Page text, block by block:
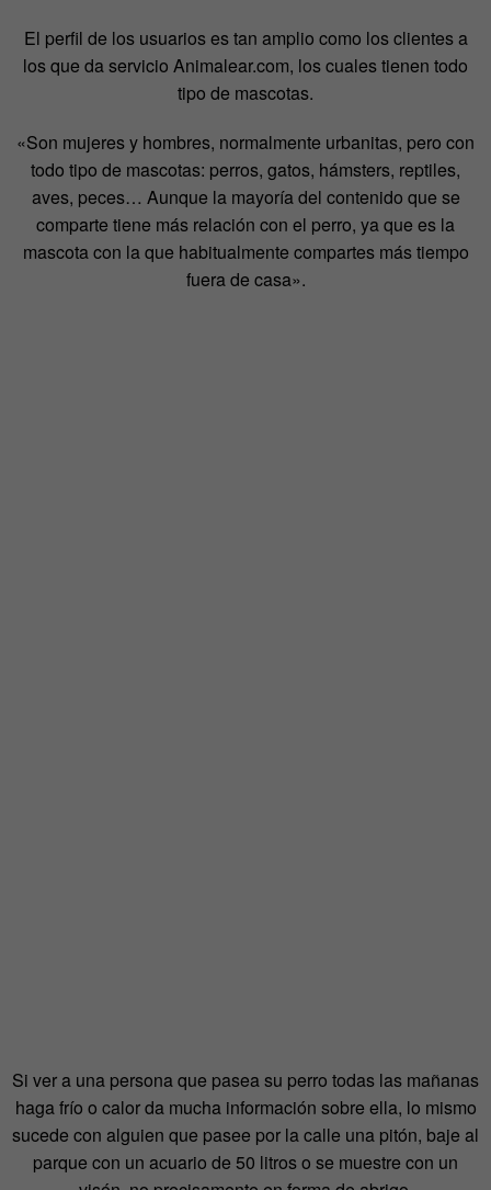
El perfil de los usuarios es tan amplio como los clientes a
los que da servicio Animalear.com, los cuales tienen todo
tipo de mascotas.
«Son mujeres y hombres, normalmente urbanitas, pero con
todo tipo de mascotas: perros, gatos, hámsters, reptiles,
aves, peces… Aunque la mayoría del contenido que se
comparte tiene más relación con el perro, ya que es la
mascota con la que habitualmente compartes más tiempo
fuera de casa».
Si ver a una persona que pasea su perro todas las mañanas
haga frío o calor da mucha información sobre ella, lo mismo
sucede con alguien que pasee por la calle una pitón, baje al
parque con un acuario de 50 litros o se muestre con un